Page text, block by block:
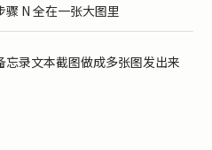
骤 N 全在一张大图里
忘录文本截图做成多张图发出来